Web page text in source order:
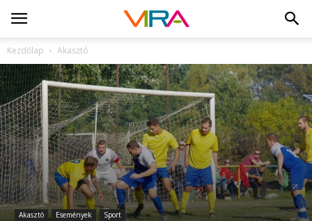
Kezdőlap Akasztó
Akasztó Események Sport